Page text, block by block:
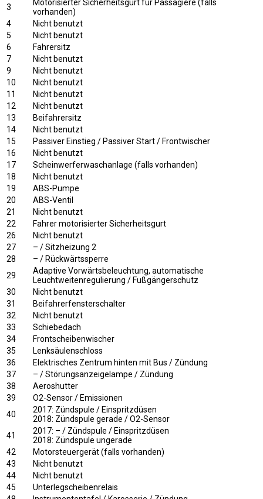
3
Motorisierter Sicherheitsgurt für Passagiere (falls
vorhanden)
4
Nicht benutzt
5
Nicht benutzt
6
Fahrersitz
7
Nicht benutzt
9
Nicht benutzt
10
Nicht benutzt
11
Nicht benutzt
12
Nicht benutzt
13
Beifahrersitz
14
Nicht benutzt
15
Passiver Einstieg / Passiver Start / Frontwischer
16
Nicht benutzt
17
Scheinwerferwaschanlage (falls vorhanden)
18
Nicht benutzt
19
ABS-Pumpe
20
ABS-Ventil
21
Nicht benutzt
22
Fahrer motorisierter Sicherheitsgurt
26
Nicht benutzt
27
– / Sitzheizung 2
28
– / Rückwärtssperre
29
Adaptive Vorwärtsbeleuchtung, automatische
Leuchtweitenregulierung / Fußgängerschutz
30
Nicht benutzt
31
Beifahrerfensterschalter
32
Nicht benutzt
33
Schiebedach
34
Frontscheibenwischer
35
Lenksäulenschloss
36
Elektrisches Zentrum hinten mit Bus / Zündung
37
– / Störungsanzeigelampe / Zündung
38
Aeroshutter
39
O2-Sensor / Emissionen
40
2017: Zündspule / Einspritzdüsen
2018: Zündspule gerade / O2-Sensor
41
2017: – / Zündspule / Einspritzdüsen
2018: Zündspule ungerade
42
Motorsteuergerät (falls vorhanden)
43
Nicht benutzt
44
Nicht benutzt
45
Unterlegscheibenrelais